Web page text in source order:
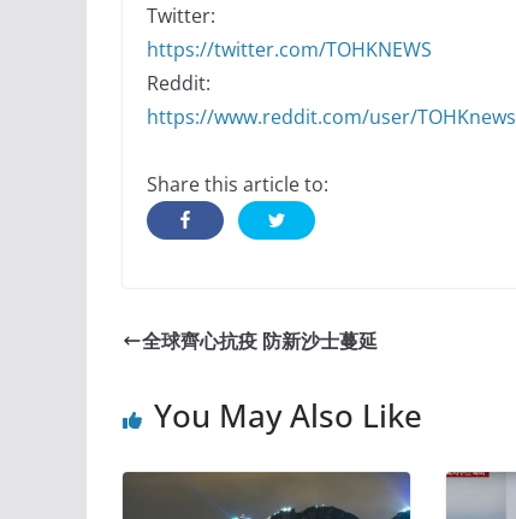
Twitter:
https://twitter.com/TOHKNEWS
Reddit:
https://www.reddit.com/user/TOHKnews
Share this article to:
全球齊心抗疫 防新沙士蔓延
You May Also Like